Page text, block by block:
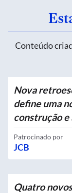
Conteúdo
Nova
define uma
construção e
Patrocinado por
JCB
Quatro